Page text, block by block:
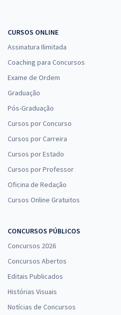
CURSOS ONLINE
Assinatura Ilimitada
Coaching para Concursos
Exame de Ordem
Graduação
Pós-Graduação
Cursos por Concurso
Cursos por Carreira
Cursos por Estado
Cursos por Professor
Oficina de Redação
Cursos Online Gratuitos
CONCURSOS PÚBLICOS
Concursos 2026
Concursos Abertos
Editais Publicados
Histórias Visuais
Notícias de Concursos